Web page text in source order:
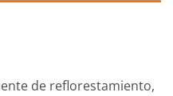
de reflorestamiento,